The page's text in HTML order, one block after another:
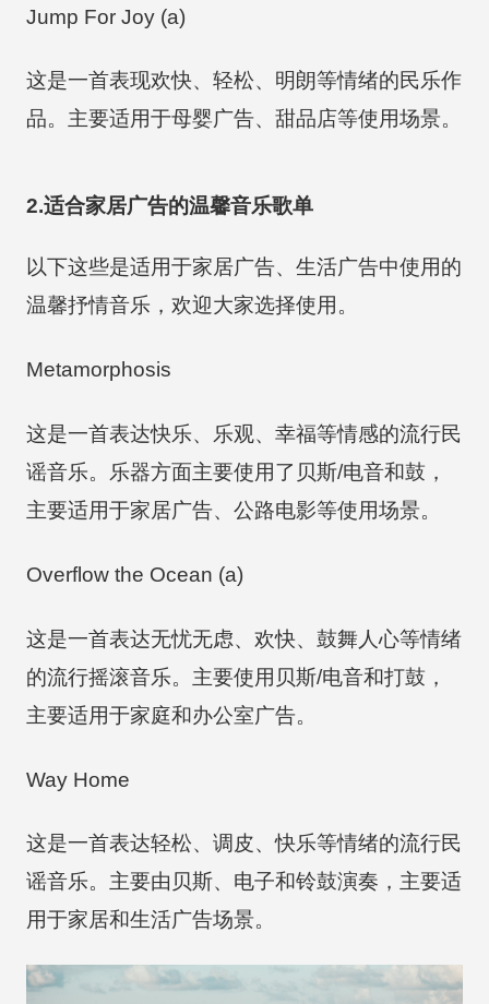
Jump For Joy (a)
这是一首表现欢快、轻松、明朗等情绪的民乐作
品。主要适用于母婴广告、甜品店等使用场景。
2.适合家居广告的温馨音乐歌单
以下这些是适用于家居广告、生活广告中使用的
温馨抒情音乐，欢迎大家选择使用。
Metamorphosis
这是一首表达快乐、乐观、幸福等情感的流行民
谣音乐。乐器方面主要使用了贝斯/电音和鼓，
主要适用于家居广告、公路电影等使用场景。
Overflow the Ocean (a)
这是一首表达无忧无虑、欢快、鼓舞人心等情绪
的流行摇滚音乐。主要使用贝斯/电音和打鼓，
主要适用于家庭和办公室广告。
Way Home
这是一首表达轻松、调皮、快乐等情绪的流行民
谣音乐。主要由贝斯、电子和铃鼓演奏，主要适
用于家居和生活广告场景。